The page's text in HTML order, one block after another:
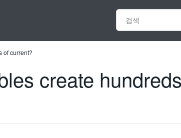
of current?
create